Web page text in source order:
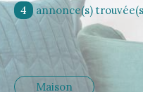
4 annonce(s)
Maison
critères
Type d'offre